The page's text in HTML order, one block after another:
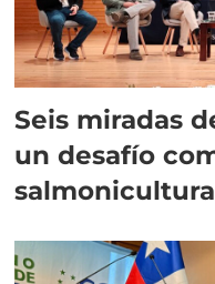
Seis miradas
un desafío